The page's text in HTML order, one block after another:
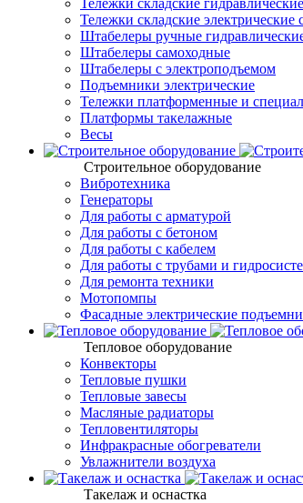
Тележки складские гидравлические
Тележки складские электрические
Штабелеры ручные
Штабелеры самоходные
Штабелеры с электроподъемом
Подъемники электрические
Тележки платформенные и
Платформы такелажные
Весы
Строительное оборудование
Вибротехника
Генераторы
Для работы с арматурой
Для работы с бетоном
Для работы с кабелем
Для работы с трубами и
Для ремонта техники
Мотопомпы
Фасадные электрические
Тепловое оборудование
Конвекторы
Тепловые пушки
Тепловые завесы
Масляные радиаторы
Тепловентиляторы
Инфракрасные обогреватели
Увлажнители воздуха
Такелаж и оснастка